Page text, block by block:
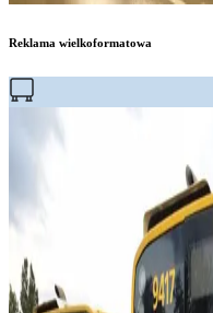
Reklama wielkoformatowa